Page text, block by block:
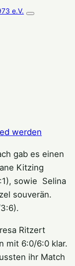
e.V.
werden
gab es einen
Kitzing
sowie Selina
souverän.
Ritzert
mit 6:0/6:0 klar.
ihr Match